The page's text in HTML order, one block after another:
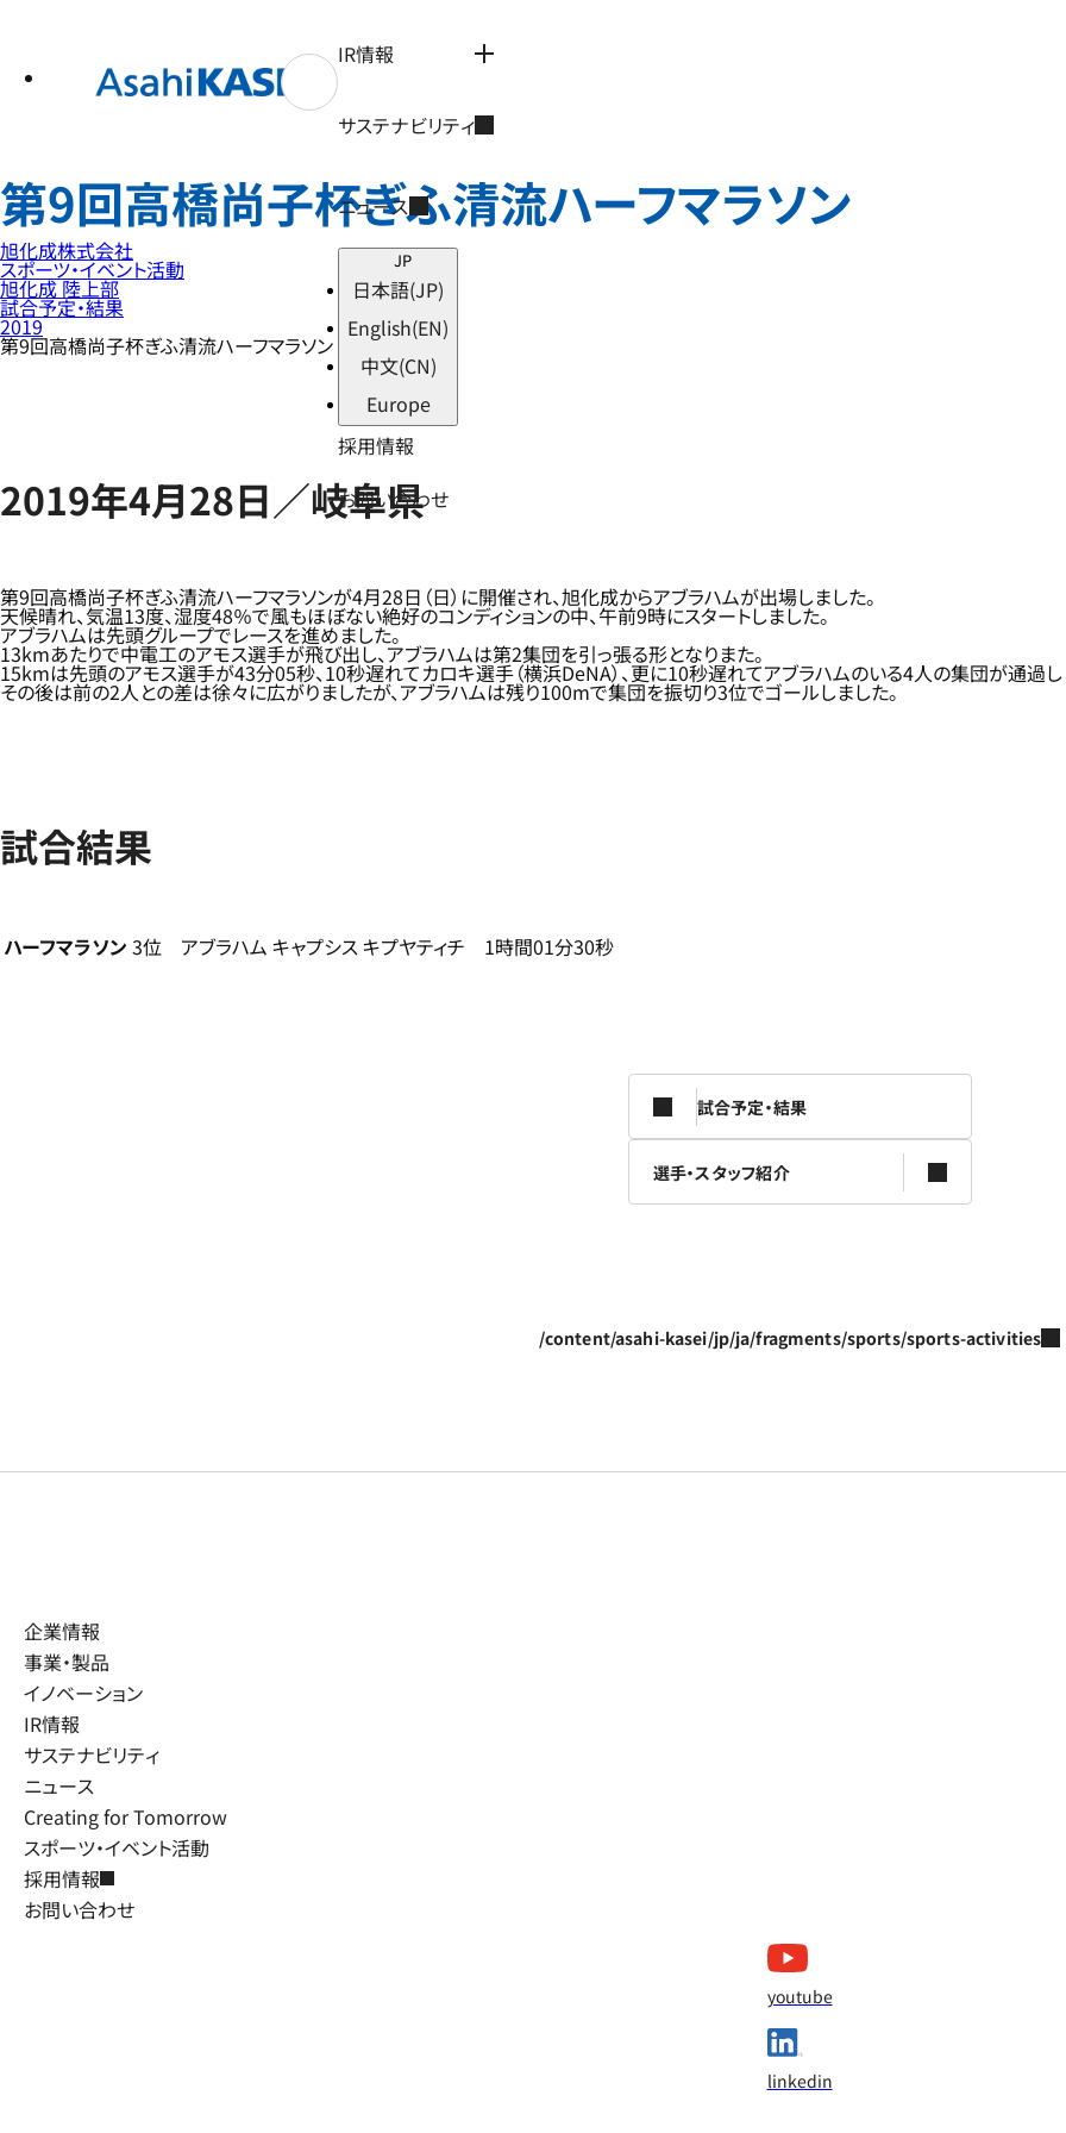
IR情報
サステナビリティ
ニュース
JP
日本語(JP)
English(EN)
中文(CN)
Europe
採用情報
お問い合わせ
第9回高橋尚子杯ぎふ清流ハーフマラソン
旭化成株式会社
スポーツ・イベント活動
旭化成 陸上部
試合予定・結果
2019
第9回高橋尚子杯ぎふ清流ハーフマラソン
2019年4月28日／岐阜県
第9回高橋尚子杯ぎふ清流ハーフマラソンが4月28日（日）に開催され、旭化成からアブラハムが出場しました。
天候晴れ、気温13度、湿度48％で風もほぼない絶好のコンディションの中、午前9時にスタートしました。
アブラハムは先頭グループでレースを進めました。
13kmあたりで中電工のアモス選手が飛び出し、アブラハムは第2集団を引っ張る形となりまた。
15kmは先頭のアモス選手が43分05秒、10秒遅れてカロキ選手（横浜DeNA）、更に10秒遅れてアブラハムのいる4人の集団が通過し
その後は前の2人との差は徐々に広がりましたが、アブラハムは残り100mで集団を振切り3位でゴールしました。
試合結果
ハーフマラソン 3位 アブラハム キャプシス キプヤティチ 1時間01分30秒
試合予定・結果
選手・スタッフ紹介
/content/asahi-kasei/jp/ja/fragments/sports/sports-activities
企業情報
事業・製品
イノベーション
IR情報
サステナビリティ
ニュース
Creating for Tomorrow
スポーツ・イベント活動
採用情報
お問い合わせ
youtube
linkedin